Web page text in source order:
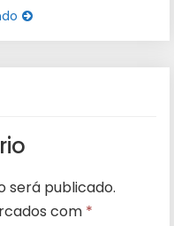
será publicado.
com *